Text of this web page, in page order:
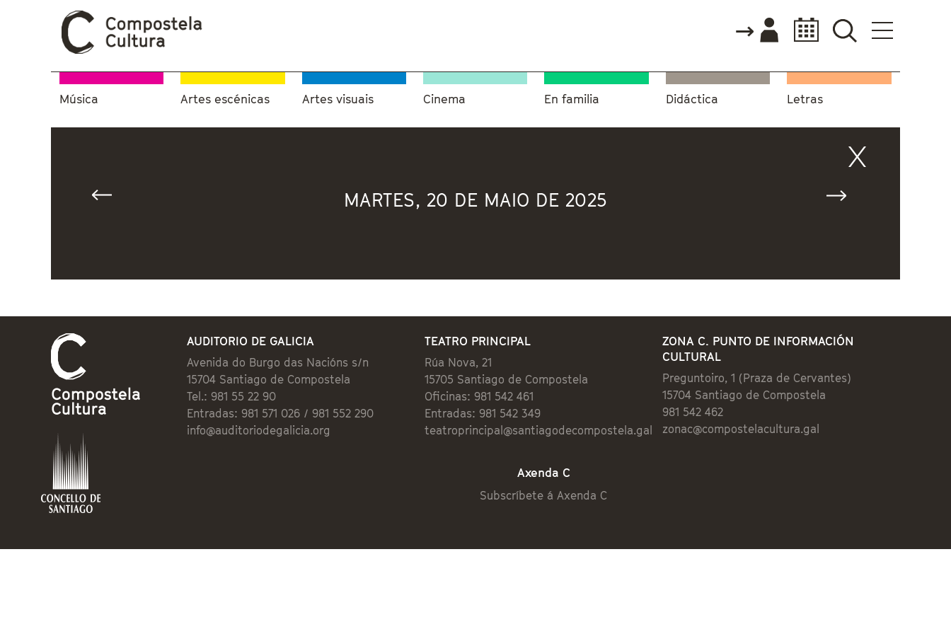
Música Artes escénicas Artes visuais Cinema En familia Didáctica Letras
MARTES, 20 DE MAIO DE 2025
AUDITORIO DE GALICIA
Avenida do Burgo das Nacións s/n
15704 Santiago de Compostela
Tel.: 981 55 22 90
Entradas: 981 571 026 / 981 552 290
info@auditoriodegalicia.org
TEATRO PRINCIPAL
Rúa Nova, 21
15705 Santiago de Compostela
Oficinas: 981 542 461
Entradas: 981 542 349
teatroprincipal@santiagodecompostela.gal
ZONA C. PUNTO DE INFORMACIÓN
CULTURAL
Preguntoiro, 1 (Praza de Cervantes)
15704 Santiago de Compostela
981 542 462
zonac@compostelacultura.gal
Axenda C
Subscríbete á Axenda C